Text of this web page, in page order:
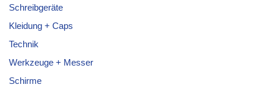
Schreibgeräte
Kleidung + Caps
Technik
Werkzeuge + Messer
Schirme